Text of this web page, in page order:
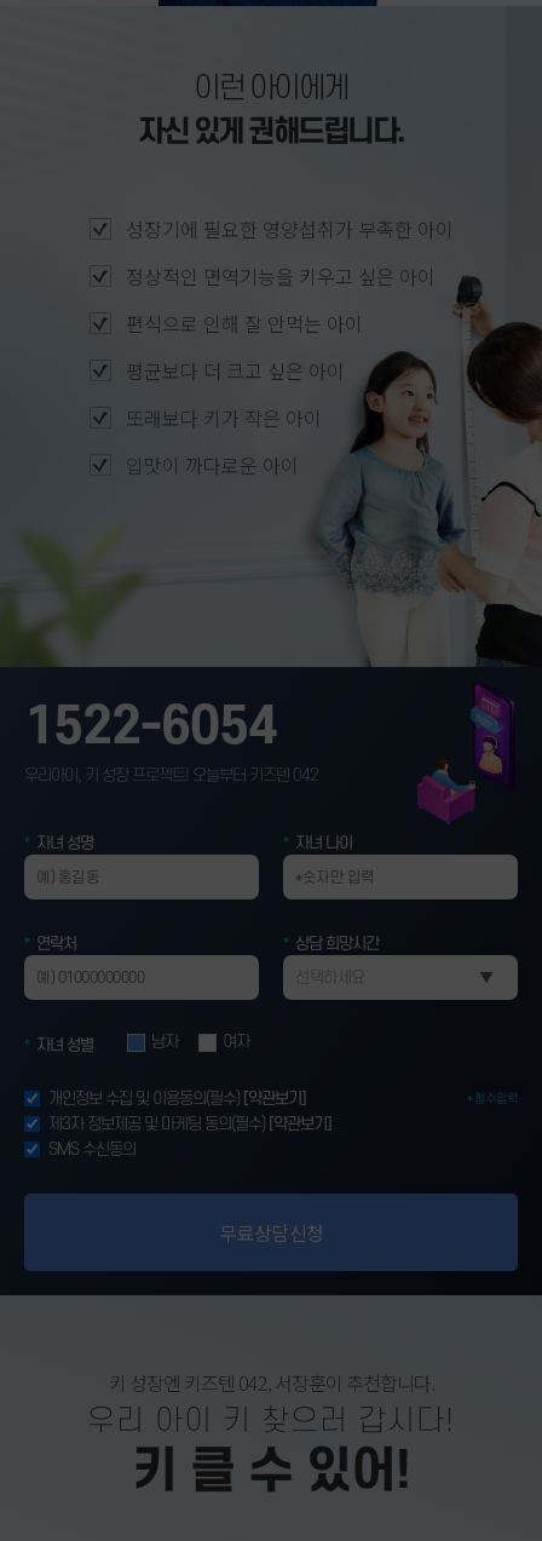
이런 아이에게
자신 있게 권해드립니다.
성장기에 필요한 영양섭취가 부족한 아이
정상적인 면역기능을 키우고 싶은 아이
편식으로 인해 잘 안먹는 아이
평균보다 더 크고 싶은 아이
또래보다 키가 작은 아이
입맛이 까다로운 아이
1522-6054
우리아이, 키 성장 프로젝트! 오늘부터 키즈텐 042
자녀 성명 자녀 나이
연락처 상담 희망시간
자녀 성별 남자 여자
개인정보 수집 및 이용동의(필수)
[약관보기]
제3자 정보제공 및 마케팅 동의(필수)
[약관보기]
SMS 수신동의
키 성장엔 키즈텐 042, 서장훈이 추천합니다.
우리 아이 키 찾으러 갑시다!
키 클 수 있어!